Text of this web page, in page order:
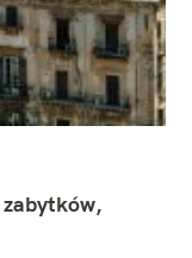
zabytków,